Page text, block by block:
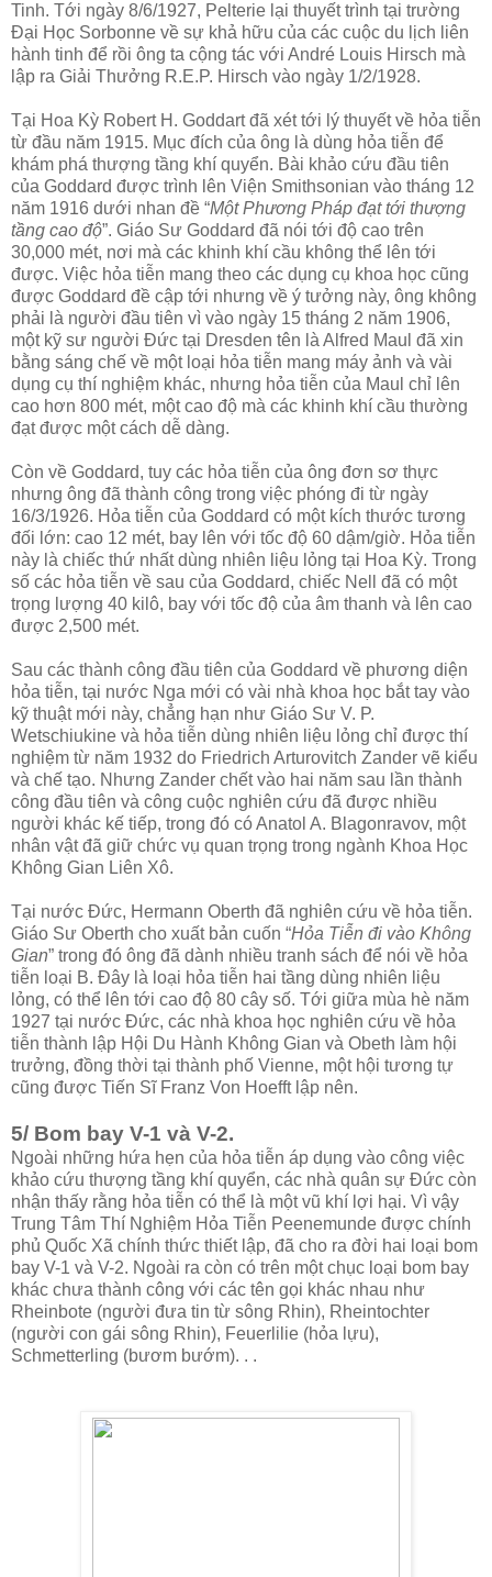
Tinh. Tới ngày 8/6/1927, Pelterie lại thuyết trình tại trường
Đại Học Sorbonne về sự khả hữu của các cuộc du lịch liên
hành tinh để rồi ông ta cộng tác với André Louis Hirsch mà
lập ra Giải Thưởng R.E.P. Hirsch vào ngày 1/2/1928.
Tại Hoa Kỳ Robert H. Goddart đã xét tới lý thuyết về hỏa tiễn
từ đầu năm 1915. Mục đích của ông là dùng hỏa tiễn để
khám phá thượng tầng khí quyển. Bài khảo cứu đầu tiên
của Goddard được trình lên Viện Smithsonian vào tháng 12
năm 1916 dưới nhan đề “Một Phương Pháp đạt tới thượng
tầng cao độ”. Giáo Sư Goddard đã nói tới độ cao trên
30,000 mét, nơi mà các khinh khí cầu không thể lên tới
được. Việc hỏa tiễn mang theo các dụng cụ khoa học cũng
được Goddard đề cập tới nhưng về ý tưởng này, ông không
phải là người đầu tiên vì vào ngày 15 tháng 2 năm 1906,
một kỹ sư người Đức tại Dresden tên là Alfred Maul đã xin
bằng sáng chế về một loại hỏa tiễn mang máy ảnh và vài
dụng cụ thí nghiệm khác, nhưng hỏa tiễn của Maul chỉ lên
cao hơn 800 mét, một cao độ mà các khinh khí cầu thường
đạt được một cách dễ dàng.
Còn về Goddard, tuy các hỏa tiễn của ông đơn sơ thực
nhưng ông đã thành công trong việc phóng đi từ ngày
16/3/1926. Hỏa tiễn của Goddard có một kích thước tương
đối lớn: cao 12 mét, bay lên với tốc độ 60 dậm/giờ. Hỏa tiễn
này là chiếc thứ nhất dùng nhiên liệu lỏng tại Hoa Kỳ. Trong
số các hỏa tiễn về sau của Goddard, chiếc Nell đã có một
trọng lượng 40 kilô, bay với tốc độ của âm thanh và lên cao
được 2,500 mét.
Sau các thành công đầu tiên của Goddard về phương diện
hỏa tiễn, tại nước Nga mới có vài nhà khoa học bắt tay vào
kỹ thuật mới này, chẳng hạn như Giáo Sư V. P.
Wetschiukine và hỏa tiễn dùng nhiên liệu lỏng chỉ được thí
nghiệm từ năm 1932 do Friedrich Arturovitch Zander vẽ kiểu
và chế tạo. Nhưng Zander chết vào hai năm sau lần thành
công đầu tiên và công cuộc nghiên cứu đã được nhiều
người khác kế tiếp, trong đó có Anatol A. Blagonravov, một
nhân vật đã giữ chức vụ quan trọng trong ngành Khoa Học
Không Gian Liên Xô.
Tại nước Đức, Hermann Oberth đã nghiên cứu về hỏa tiễn.
Giáo Sư Oberth cho xuất bản cuốn “Hỏa Tiễn đi vào Không
Gian” trong đó ông đã dành nhiều tranh sách để nói về hỏa
tiễn loại B. Đây là loại hỏa tiễn hai tầng dùng nhiên liệu
lỏng, có thể lên tới cao độ 80 cây số. Tới giữa mùa hè năm
1927 tại nước Đức, các nhà khoa học nghiên cứu về hỏa
tiễn thành lập Hội Du Hành Không Gian và Obeth làm hội
trưởng, đồng thời tại thành phố Vienne, một hội tương tự
cũng được Tiến Sĩ Franz Von Hoefft lập nên.
5/ Bom bay V-1 và V-2.
Ngoài những hứa hẹn của hỏa tiễn áp dụng vào công việc
khảo cứu thượng tầng khí quyển, các nhà quân sự Đức còn
nhận thấy rằng hỏa tiễn có thể là một vũ khí lợi hại. Vì vậy
Trung Tâm Thí Nghiệm Hỏa Tiễn Peenemunde được chính
phủ Quốc Xã chính thức thiết lập, đã cho ra đời hai loại bom
bay V-1 và V-2. Ngoài ra còn có trên một chục loại bom bay
khác chưa thành công với các tên gọi khác nhau như
Rheinbote (người đưa tin từ sông Rhin), Rheintochter
(người con gái sông Rhin), Feuerlilie (hỏa lựu),
Schmetterling (bươm bướm). . .